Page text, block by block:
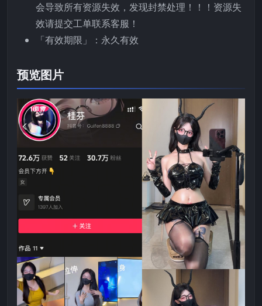
会导致所有资源失效，发现封禁处理！！！资源失
效请提交工单联系客服！
「有效期限」：永久有效
预览图片